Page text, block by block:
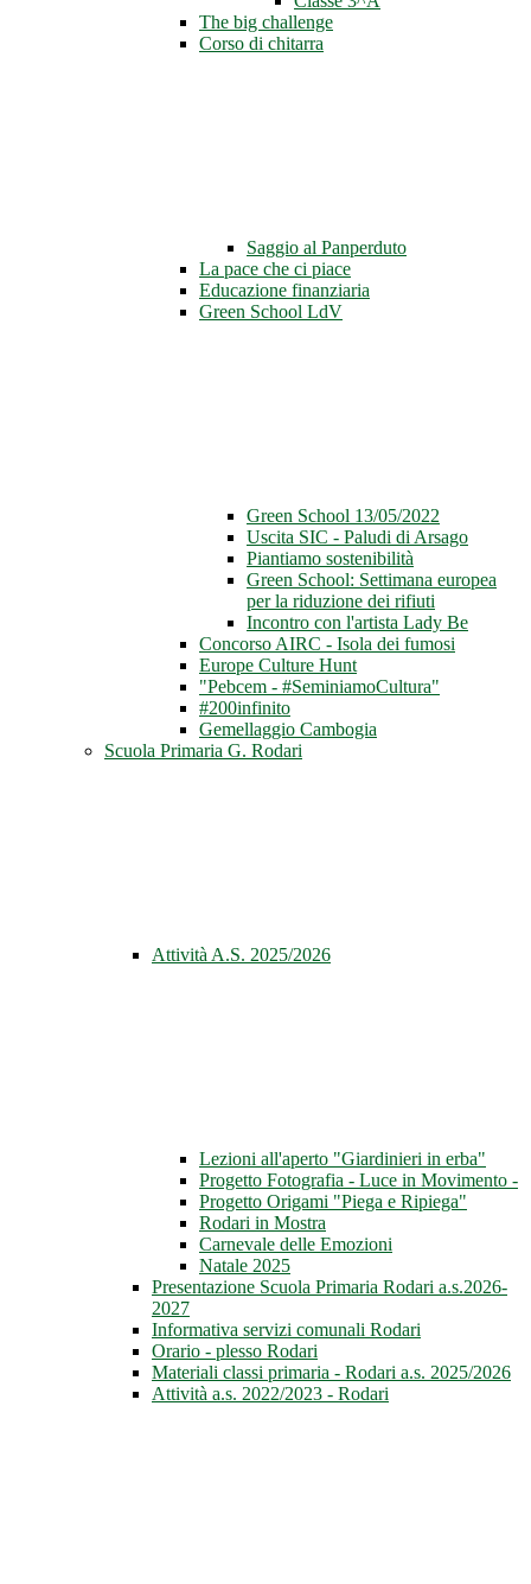
The big challenge
Corso di chitarra
Saggio al Panperduto
La pace che ci piace
Educazione finanziaria
Green School LdV
Green School 13/05/2022
Uscita SIC - Paludi di Arsago
Piantiamo sostenibilità
Green School: Settimana europea
per la riduzione dei rifiuti
Incontro con l'artista Lady Be
Concorso AIRC - Isola dei fumosi
Europe Culture Hunt
"Pebcem - #SeminiamoCultura"
#200infinito
Gemellaggio Cambogia
Scuola Primaria G. Rodari
Attività A.S. 2025/2026
Lezioni all'aperto "Giardinieri in erba"
Progetto Fotografia - Luce in Movimento -
Progetto Origami "Piega e Ripiega"
Rodari in Mostra
Carnevale delle Emozioni
Natale 2025
Presentazione Scuola Primaria Rodari a.s.2026-
2027
Informativa servizi comunali Rodari
Orario - plesso Rodari
Materiali classi primaria - Rodari a.s. 2025/2026
Attività a.s. 2022/2023 - Rodari